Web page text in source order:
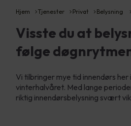
Hjem Tjenester Privat Belysning
Visste du at
følge
Vi tilbringer mye tid innendørs her
vinterhalvåret. Med lange
riktig innendørsbelysning svært